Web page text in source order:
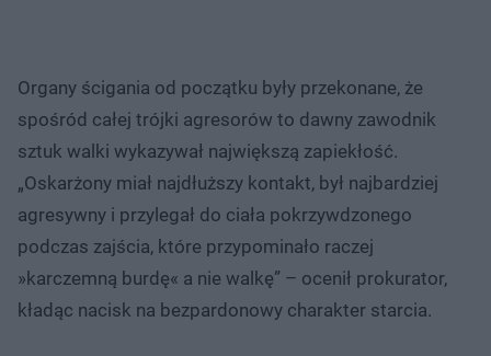
Organy ścigania od początku były przekonane, że
spośród całej trójki agresorów to dawny zawodnik
sztuk walki wykazywał największą zapiekłość.
„Oskarżony miał najdłuższy kontakt, był najbardziej
agresywny i przylegał do ciała pokrzywdzonego
podczas zajścia, które przypominało raczej
»karczemną burdę« a nie walkę” – ocenił prokurator,
kładąc nacisk na bezpardonowy charakter starcia.